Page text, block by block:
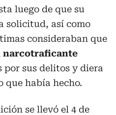
luego de que su
solicitud, así como
consideraban que
narcotraficante
por sus delitos y diera
que había hecho.
se llevó el 4 de